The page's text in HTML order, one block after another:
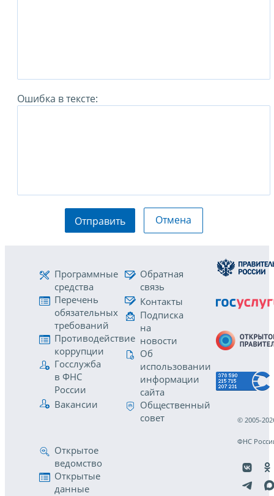
Ошибка в тексте:
Отправить Отмена
Программные
средства
Перечень
обязательных
требований
Противодействие
коррупции
Госслужба
в ФНС
России
Вакансии
Обратная
связь
Контакты
Подписка
на
новости
Об
использовании
информации
сайта
Общественный
совет
Открытое
ведомство
Открытые
данные
© 2005-
ФНС